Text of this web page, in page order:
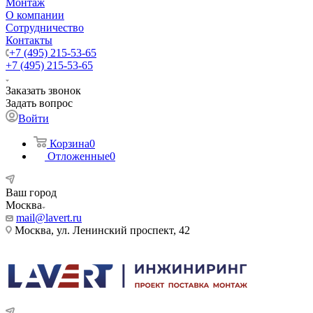
Монтаж
О компании
Сотрудничество
Контакты
+7 (495) 215-53-65
+7 (495) 215-53-65
Заказать звонок
Задать вопрос
Войти
Корзина0
Отложенные0
Ваш город
Москва
mail@lavert.ru
Москва, ул. Ленинский проспект, 42